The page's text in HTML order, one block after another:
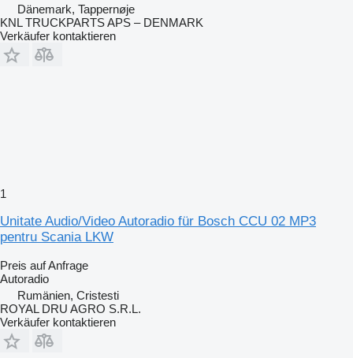
Dänemark, Tappernøje
KNL TRUCKPARTS APS – DENMARK
Verkäufer kontaktieren
1
Unitate Audio/Video Autoradio für Bosch CCU 02 MP3
pentru Scania LKW
Preis auf Anfrage
Autoradio
Rumänien, Cristesti
ROYAL DRU AGRO S.R.L.
Verkäufer kontaktieren